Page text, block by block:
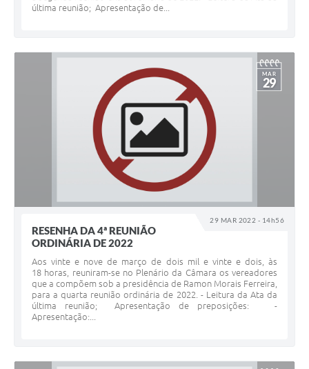
última reunião; Apresentação de...
29 MAR 2022 - 14h56
MAR
29
RESENHA DA 4ª REUNIÃO
ORDINÁRIA DE 2022
Aos vinte e nove de março de dois mil e vinte e dois, às
18 horas, reuniram-se no Plenário da Câmara os vereadores
que a compõem sob a presidência de Ramon Morais Ferreira,
para a quarta reunião ordinária de 2022. - Leitura da Ata da
última reunião; Apresentação de preposições: -
Apresentação:...